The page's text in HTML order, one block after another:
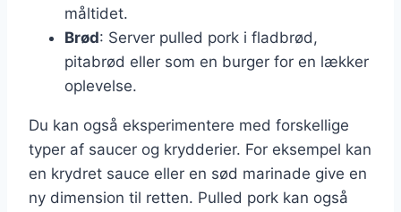
måltidet.
Brød: Server pulled pork i fladbrød,
pitabrød eller som en burger for en lækker
oplevelse.
Du kan også eksperimentere med forskellige
typer af saucer og krydderier. For eksempel kan
en krydret sauce eller en sød marinade give en
ny dimension til retten. Pulled pork kan også